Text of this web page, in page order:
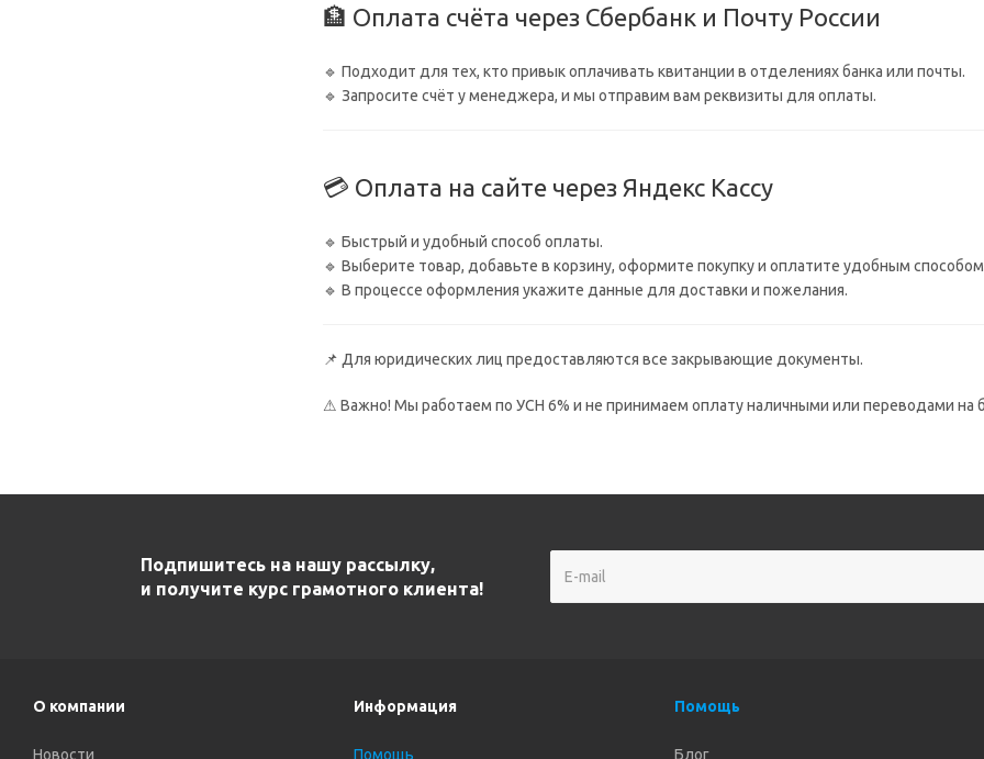
🏦 Оплата счёта через Сбербанк и Почту России
🔹 Подходит для тех, кто привык оплачивать квитанции в отделениях банка или почты.
🔹 Запросите счёт у менеджера, и мы отправим вам реквизиты для оплаты.
💳 Оплата на сайте через Яндекс Кассу
🔹 Быстрый и удобный способ оплаты.
🔹 Выберите товар, добавьте в корзину, оформите покупку и оплатите удобным
🔹 В процессе оформления укажите данные для доставки и пожелания.
📌 Для юридических лиц предоставляются все закрывающие документы.
⚠ Важно! Мы работаем по УСН 6% и не принимаем оплату наличными или переводами на
Подпишитесь на нашу рассылку,
и получите курс грамотного клиента!
О компании
Новости
Информация
Помощь
Помощь
Блог